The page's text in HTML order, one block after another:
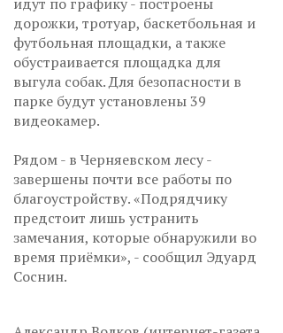
дорожки, тротуар, баскетбольная и
футбольная площадки, а также
обустраивается площадка для
выгула собак. Для безопасности в
парке будут установлены 39
видеокамер.
Рядом - в Черняевском лесу -
завершены почти все работы по
благоустройству. «Подрядчику
предстоит лишь устранить
замечания, которые обнаружили во
время приёмки», - сообщил Эдуард
Соснин.